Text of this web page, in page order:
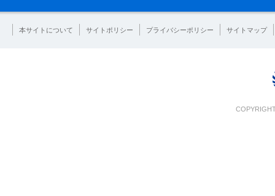
本サイトについて サイトポリシー プライバシーポリシー サイトマップ